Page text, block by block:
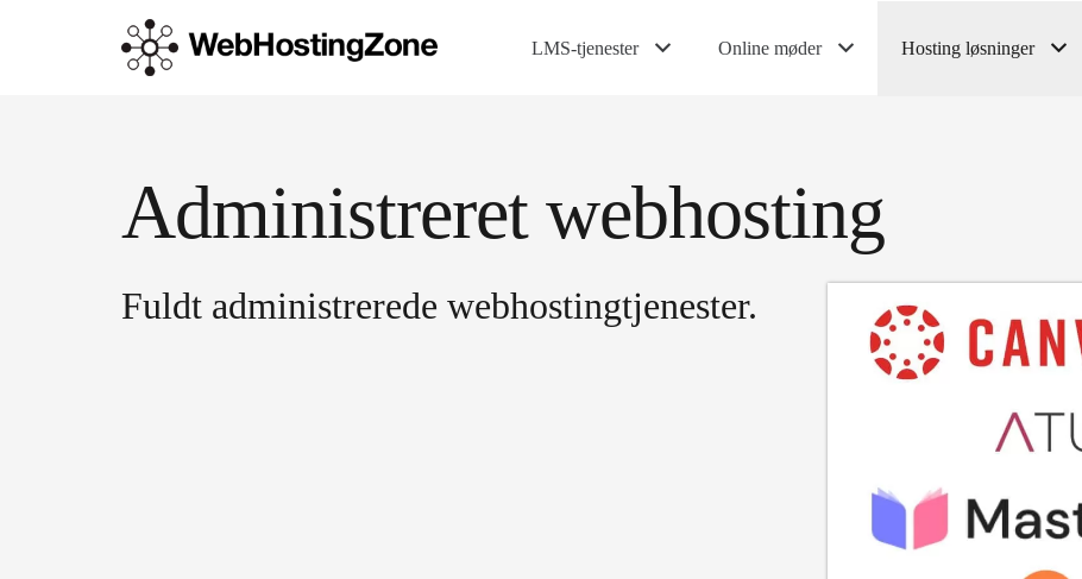
LMS-tjenester Online møder Hosting løsninger
Administreret webhosting
Fuldt administrerede webhostingtjenester.